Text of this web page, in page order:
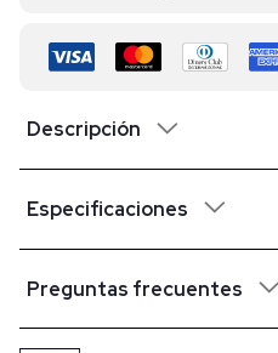
Descripción
Especificaciones
Preguntas frecuentes